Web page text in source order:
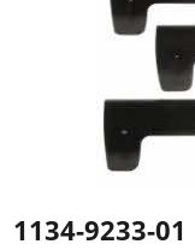
1134-9233-01